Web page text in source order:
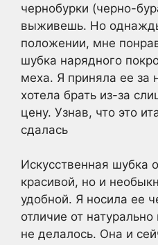
чернобурки (черно-
выживешь. Но
положении, мне
шубка нарядного
меха. Я приняла ее за
хотела брать из-за
цену. Узнав, что это
сдалась
Искусственная шубка
красивой, но и
удобной. Я носила ее
отличие от
не делалось. Она и